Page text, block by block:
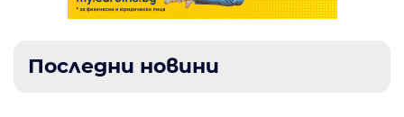
Последни новини